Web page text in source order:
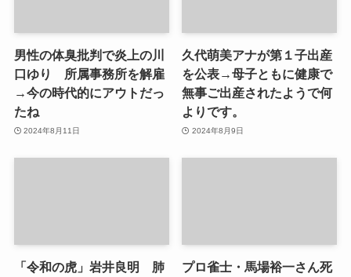
男性の体臭批判で炎上の川
口ゆり 所属事務所を解雇
→今の時代的にアウトだっ
たね
2024年8月11日
久代萌美アナが第１子出産
を公表→母子ともに健康で
無事ご出産されたようで何
よりです。
2024年8月9日
「令和の虎」岩井良明 肺
プロ雀士・馬場裕一さん死